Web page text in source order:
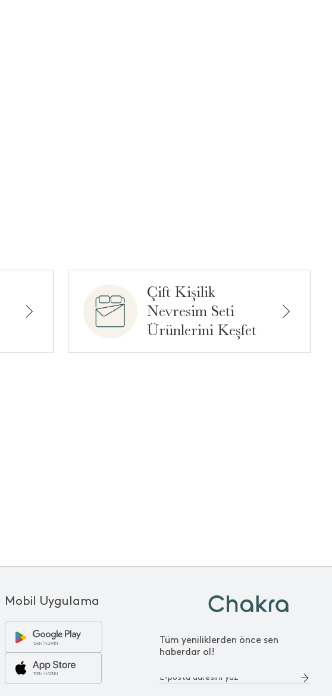
Çift Kişilik
Nevresim Seti
Ürünlerini Keşfet
Tüm yeniliklerden önce sen
haberdar ol!
Mobil Uygulama